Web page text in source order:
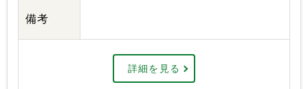
備考
詳細を見る